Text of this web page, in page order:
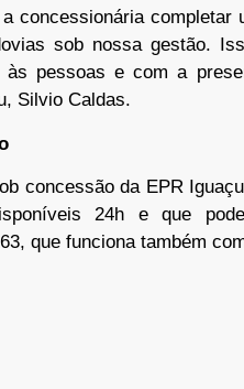
concessionária completar
sob nossa gestão.
pessoas e com a
Silvio Caldas.
concessão da EPR
24h e que
que funciona também